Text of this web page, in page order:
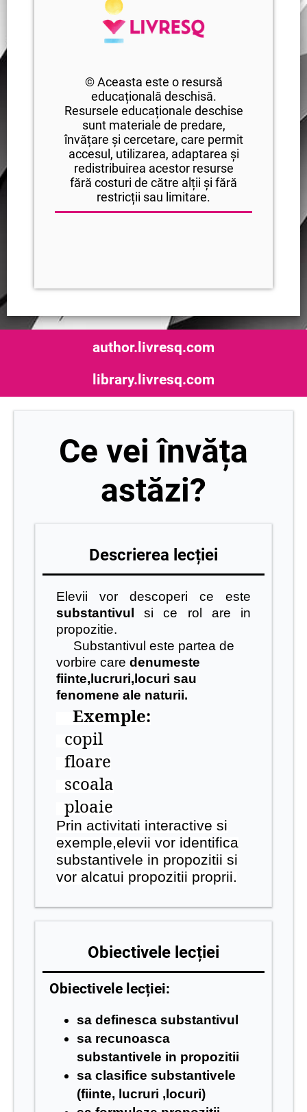
© Aceasta este o resursă
educațională deschisă.
Resursele educaționale deschise
sunt materiale de predare,
învățare și cercetare, care permit
accesul, utilizarea, adaptarea și
redistribuirea acestor resurse
fără costuri de către alții și fără
restricții sau limitare.
author.livresq.com
library.livresq.com
Ce vei învăța
astăzi?
Descrierea lecției
Elevii vor descoperi ce este
substantivul
si ce rol are in
propozitie.
Substantivul este partea de
vorbire care denumeste
fiinte,lucruri,locuri sau
fenomene ale naturii.
Exemple:
copil
floare
scoala
ploaie
Prin activitati interactive si
exemple,elevii vor identifica
substantivele in propozitii si
vor alcatui propozitii proprii.
Obiectivele lecției
Obiectivele lecției:
sa definesca substantivul
sa recunoasca
substantivele in propozitii
sa clasifice substantivele
(fiinte, lucruri ,locuri)